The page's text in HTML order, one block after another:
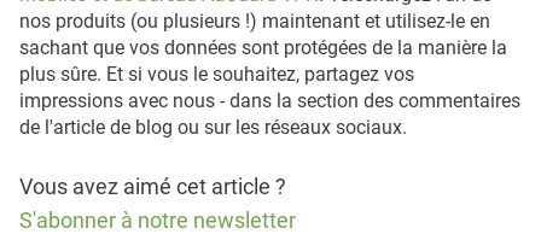
nos produits (ou plusieurs !) maintenant et utilisez-le en
sachant que vos données sont protégées de la manière la
plus sûre. Et si vous le souhaitez, partagez vos
impressions avec nous - dans la section des commentaires
de l'article de blog ou sur les réseaux sociaux.
Vous avez aimé cet article ?
S'abonner à notre newsletter